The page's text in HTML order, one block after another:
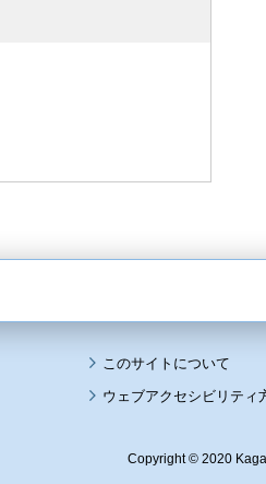
このサイトについて
ウェブアクセシビリティ
Copyright © 2020